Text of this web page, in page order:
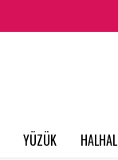
YÜZÜK HALHAL